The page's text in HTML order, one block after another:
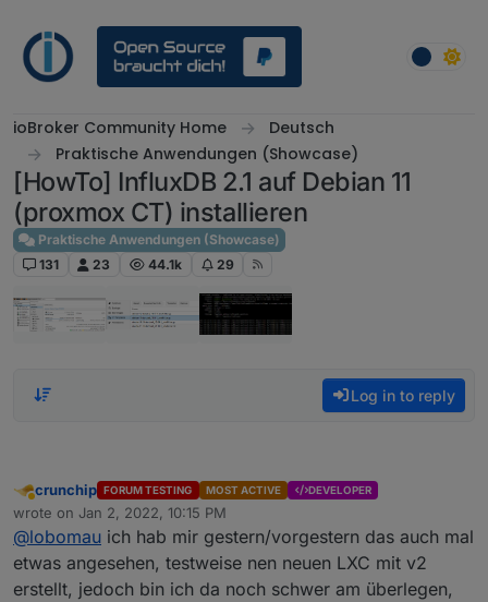
ioBroker Community Home
Deutsch
Praktische Anwendungen (Showcase)
[HowTo] InfluxDB 2.1 auf Debian 11
(proxmox CT) installieren
Praktische Anwendungen (Showcase)
131
23 44.1k 29
Log in to reply
Away
crunchip FORUM TESTING MOST ACTIVE DEVELOPER
wrote on Jan 2, 2022, 10:15 PM
last edited by
@lobomau ich hab mir gestern/vorgestern das auch mal
etwas angesehen, testweise nen neuen LXC mit v2
erstellt, jedoch bin ich da noch schwer am überlegen,